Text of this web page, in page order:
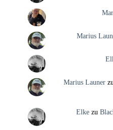
Marius
Marius Launerzu
Elkezu